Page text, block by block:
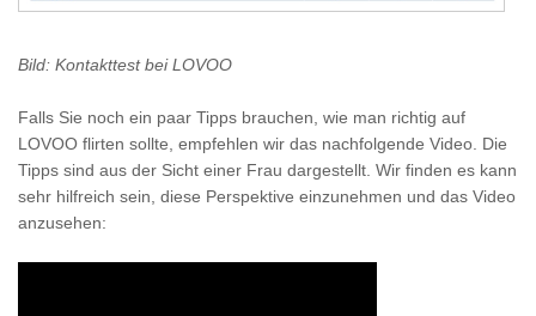
Bild: Kontakttest bei LOVOO
Falls Sie noch ein paar Tipps brauchen, wie man richtig auf
LOVOO flirten sollte, empfehlen wir das nachfolgende Video. Die
Tipps sind aus der Sicht einer Frau dargestellt. Wir finden es kann
sehr hilfreich sein, diese Perspektive einzunehmen und das Video
anzusehen: